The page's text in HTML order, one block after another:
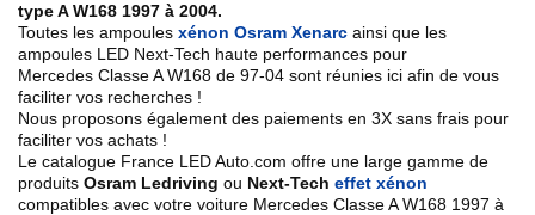
typeA W168 1997 à 2004.
Toutes les ampoules xénon Osram Xenarc ainsi que les
ampoules LED Next-Tech haute performances pour
Mercedes Classe A W168 de 97-04 sont réunies ici afin de vous
faciliter vos recherches !
Nous proposons également des paiements en 3X sans frais pour
faciliter vos achats !
Le catalogue France LED Auto.com offre une large gamme de
produits Osram Ledriving ou Next-Tech effet xénon
compatibles avec votre voiture Mercedes Classe A W168 1997 à